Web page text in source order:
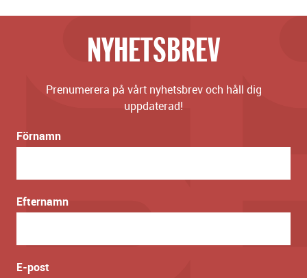
NYHETSBREV
Prenumerera på vårt nyhetsbrev och håll dig
uppdaterad!
Förnamn
Efternamn
E-post